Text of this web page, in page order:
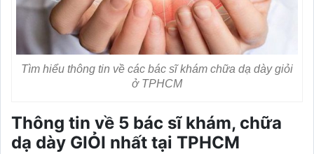
Tìm hiểu thông tin về các bác sĩ khám chữa dạ dày giỏi
ở TPHCM
Thông tin về 5 bác sĩ khám, chữa
dạ dày GIỎI nhất tại TPHCM